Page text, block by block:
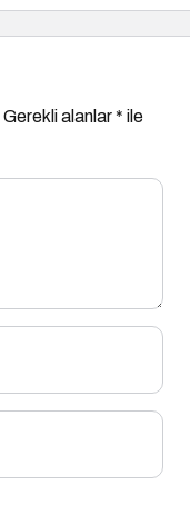
Gerekli alanlar* ile